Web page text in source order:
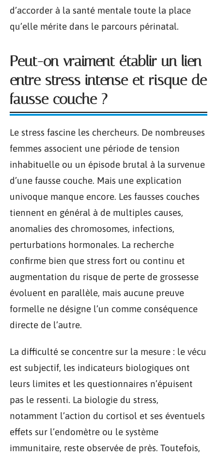
d’accorder à la santé mentale toute la place
qu’elle mérite dans le parcours périnatal.
Peut-on vraiment établir un lien
entre stress intense et risque de
fausse couche ?
Le stress fascine les chercheurs. De nombreuses
femmes associent une période de tension
inhabituelle ou un épisode brutal à la survenue
d’une fausse couche. Mais une explication
univoque manque encore. Les fausses couches
tiennent en général à de multiples causes,
anomalies des chromosomes, infections,
perturbations hormonales. La recherche
confirme bien que stress fort ou continu et
augmentation du risque de perte de grossesse
évoluent en parallèle, mais aucune preuve
formelle ne désigne l’un comme conséquence
directe de l’autre.
La difficulté se concentre sur la mesure : le vécu
est subjectif, les indicateurs biologiques ont
leurs limites et les questionnaires n’épuisent
pas le ressenti. La biologie du stress,
notamment l’action du cortisol et ses éventuels
effets sur l’endomètre ou le système
immunitaire, reste observée de près. Toutefois,